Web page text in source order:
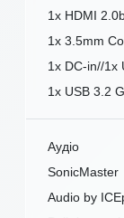
1x HDMI
1x 3.5mm
1x DC-in//1x
1x USB 3.2
Аудіо
SonicMaster
Audio by